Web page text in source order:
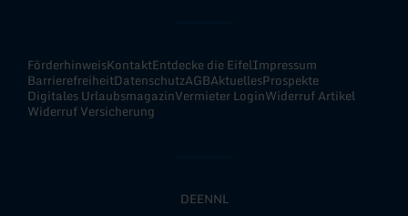
FörderhinweisKontaktEntdecke die EifelImpressum
BarrierefreiheitDatenschutzAGBAktuellesProspekte
Digitales UrlaubsmagazinVermieter LoginWiderruf Artikel
Widerruf Versicherung
DEENNL